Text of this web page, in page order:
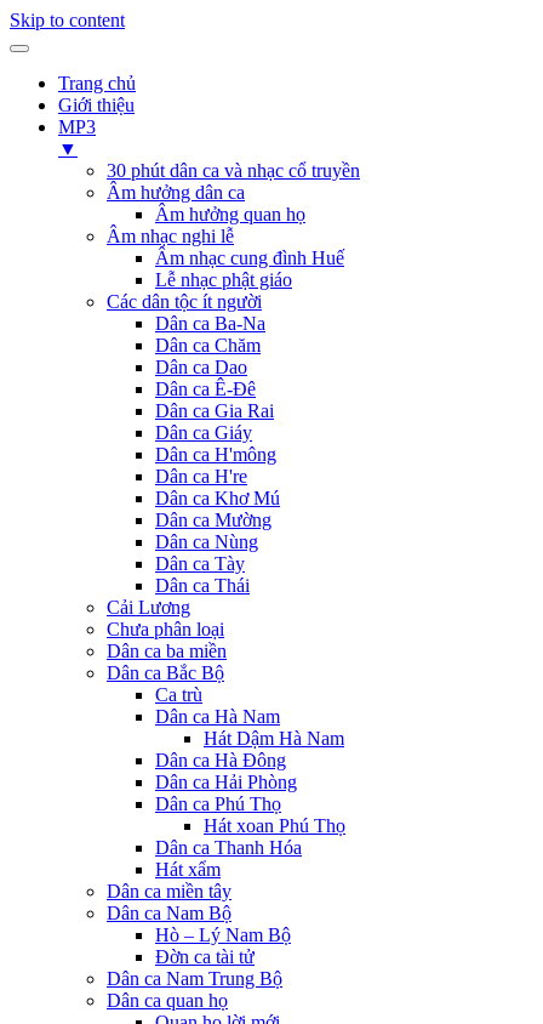
Skip to content
Trang chủ
Giới thiệu
MP3
▼
30 phút dân ca và nhạc cổ truyền
Âm hưởng dân ca
Âm hưởng quan họ
Âm nhạc nghi lễ
Âm nhạc cung đình Huế
Lễ nhạc phật giáo
Các dân tộc ít người
Dân ca Ba-Na
Dân ca Chăm
Dân ca Dao
Dân ca Ê-Đê
Dân ca Gia Rai
Dân ca Giáy
Dân ca H'mông
Dân ca H're
Dân ca Khơ Mú
Dân ca Mường
Dân ca Nùng
Dân ca Tày
Dân ca Thái
Cải Lương
Chưa phân loại
Dân ca ba miền
Dân ca Bắc Bộ
Ca trù
Dân ca Hà Nam
Hát Dậm Hà Nam
Dân ca Hà Đông
Dân ca Hải Phòng
Dân ca Phú Thọ
Hát xoan Phú Thọ
Dân ca Thanh Hóa
Hát xẩm
Dân ca miền tây
Dân ca Nam Bộ
Hò – Lý Nam Bộ
Đờn ca tài tử
Dân ca Nam Trung Bộ
Dân ca quan họ